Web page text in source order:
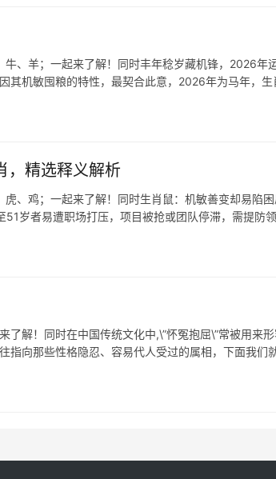
、羊；一起来了解！同时丰年稔岁藏机锋，2026年
其机敏囤粮的特性，最契合此意，2026年为马年，生
，精选释义解析
、鸡；一起来了解！同时生肖鼠：机敏善变却易陷困
岁者易遭职场打压，项目被抢或团队停滞，需提防
解！同时在中国传统文化中,\”怀冤抱屈\”常被用来
指向那些性格隐忍、容易代人受过的属相，下面我们